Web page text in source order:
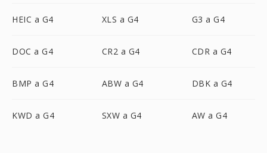
HEIC a G4 XLS a G4 G3 a G4
DOC a G4 CR2 a G4 CDR a G4
BMP a G4 ABW a G4 DBK a G4
KWD a G4 SXW a G4 AW a G4